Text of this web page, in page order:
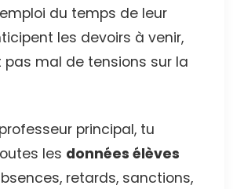
du temps de leur
les devoirs à venir,
pas mal de tensions sur la
principal, tu
les données élèves
retards, sanctions,